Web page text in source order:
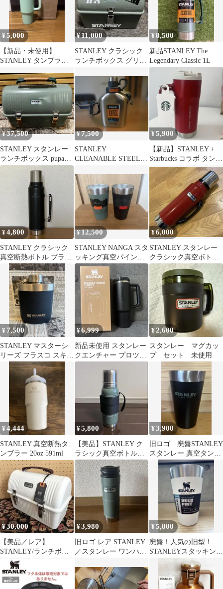
¥5,000
【新品・未使用】
STANLEY タンブラー
ラー
¥11,000
STANLEY クラシック
ランチボックス グリー
¥8,500
新品STANLEY The
Legendary Classic 1L
¥37,500
STANLEY スタンレー
ランチボックス pupa
camp
¥7,500
STANLEY
CLEANABLE STEEL
¥5,900
【新品】STANLEY +
Starbucks コラボ タンブ
ラー レッド 袋付
¥4,800
STANLEY クラシック
真空断熱ボトル ブラッ
¥12,500
STANLEY NANGA スタ
ッキング真空パイント
2個セット 限定
¥6,000
STANLEY スタンレー
クラシック真空ボトル
1L 赤ヴィンテージハン
ドル付き
¥ 7,500
STANLEY マスターシ
リーズ フラスコ スキッ
¥6,999
新品未使用 スタンレー
クエンチャー プロツア
¥2,600
スタンレー マグカッ
プ セット 未使用
¥4,444
STANLEY 真空断熱タ
ンブラー 20oz 591ml
¥5,800
【美品】STANLEY ク
ラシック真空ボトル
1.0L
¥3,900
旧ロゴ 廃盤STANLEY
スタンレー 真空タンブ
ラー 470ml パイント
¥30,000
【美品／レア】
STANLEY/ランチボッ
クス/9.5L/入手困難/ホ
ワイト
¥3,980
旧ロゴ レア STANLEY
／スタンレー ワンハン
ン
¥5,800
廃盤！人気の旧型！
STANLEYスタッキング
真空パイント 473ml